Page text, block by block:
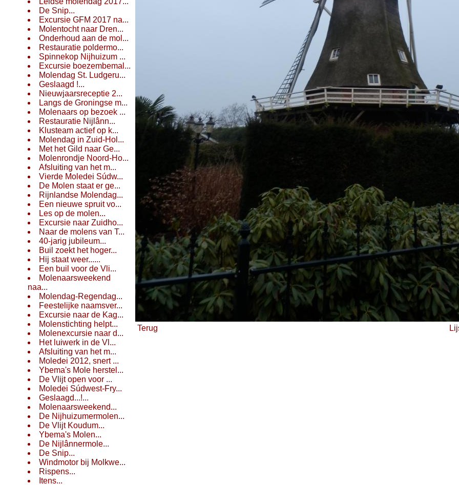
De Snip...
Excursie GFM 2017 na...
Molentocht naar Dren...
Onderhoud aan de mol...
Restauratie poldermo...
Spinnekop Nijhuizum ...
Excursie boezembemal...
Molendag St. Ludgeru...
Geslaagd !...
Nieuwjaarsreceptie 2...
Langs de Groningse m...
Molenaars op bezoek ...
Restauratie Nijlânn...
Klusteam actief op k...
Molendag in Zuid-Hol...
Met het Gild naar Ge...
Molenrondje Noord-Ho...
Afsluiting van het m...
Vierde Moledei Súdw...
De Molen staat er ge...
Rijnlandse Molendag...
Een nieuwe spruit vo...
Les op de molen...
Excursie naar Zuidho...
Naar de molens van T...
40-jarig jubileum...
Buil zoekt het hoger...
Hij staat weer......
Een buil voor de Vli...
Molenaarsweekend
naa...
Molendag-Regendag...
Feestelijke naamsver...
Excursie naar de Kag...
Molenstichting helpt...
Molenexcursie naar d...
Het luiwerk in de Vl...
Afsluiting van het m...
Moledei 2012, snert ...
Ybema's Mole herstel...
De Vlijt open voor ...
Moledei Súdwest-Fry...
Geslaagd...!...
Molenaarsweekend...
De Nijhuizumermolen...
De Vlijt Koudum...
Ybema's Molen...
De Nijlânnermole...
De Snip...
Windmotor bij Molkwe...
Rispens...
Itens...
Terug